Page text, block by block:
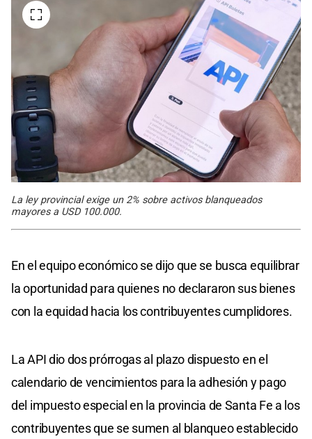
La ley provincial exige un 2% sobre activos blanqueados
mayores a USD 100.000.
En el equipo económico se dijo que se busca equilibrar
la oportunidad para quienes no declararon sus bienes
con la equidad hacia los contribuyentes cumplidores.
La API dio dos prórrogas al plazo dispuesto en el
calendario de vencimientos para la adhesión y pago
del impuesto especial en la provincia de Santa Fe a los
contribuyentes que se sumen al blanqueo establecido